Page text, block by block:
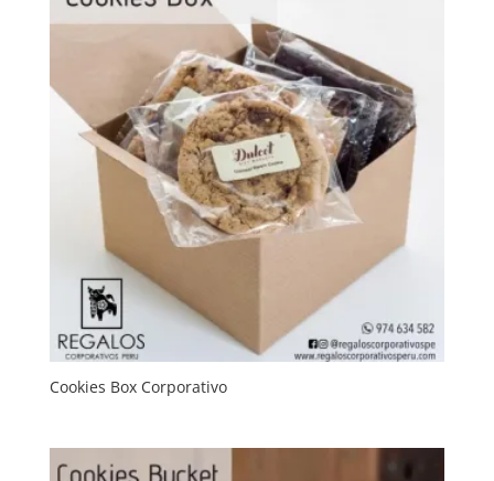
Cookies Box Corporativo